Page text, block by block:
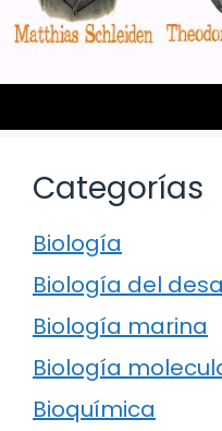
Categorías
Biología
Biología del
Biología marina
Biología
Bioquímica